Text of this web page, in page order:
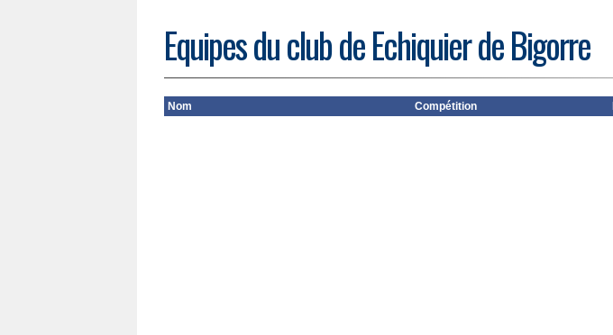
Equipes du club de Echiquier de Bigorre
Nom Compétition